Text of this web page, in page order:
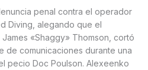
penal contra el operador
Diving, alegando que el
«Shaggy» Thomson, cortó
de comunicaciones durante una
pecio Doc Poulson. Alexeenko